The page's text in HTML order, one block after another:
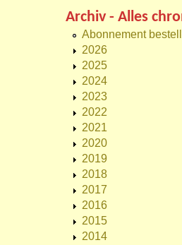
Archiv - Alles
Abonnement
2026
2025
2024
2023
2022
2021
2020
2019
2018
2017
2016
2015
2014